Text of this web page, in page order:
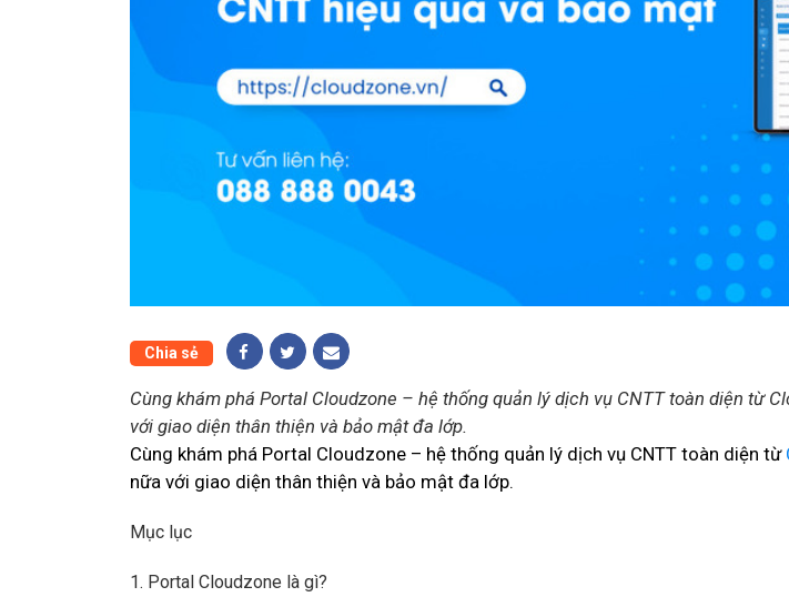
Chia sẻ
Cùng khám phá Portal Cloudzone – hệ thống quản lý dịch vụ CNTT toàn diện từ
với giao diện thân thiện và bảo mật đa lớp.
Cùng khám phá Portal Cloudzone – hệ thống quản lý dịch vụ CNTT toàn diện từ
nữa với giao diện thân thiện và bảo mật đa lớp.
Mục lục
1. Portal Cloudzone là gì?